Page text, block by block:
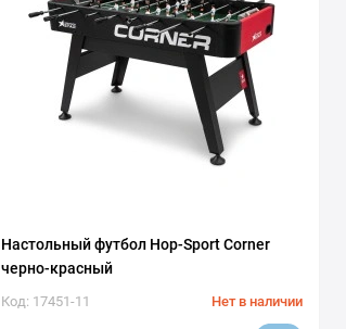
Настольный футбол Hop-Sport Corner
черно-красный
Код: 17451-11 Нет в наличии